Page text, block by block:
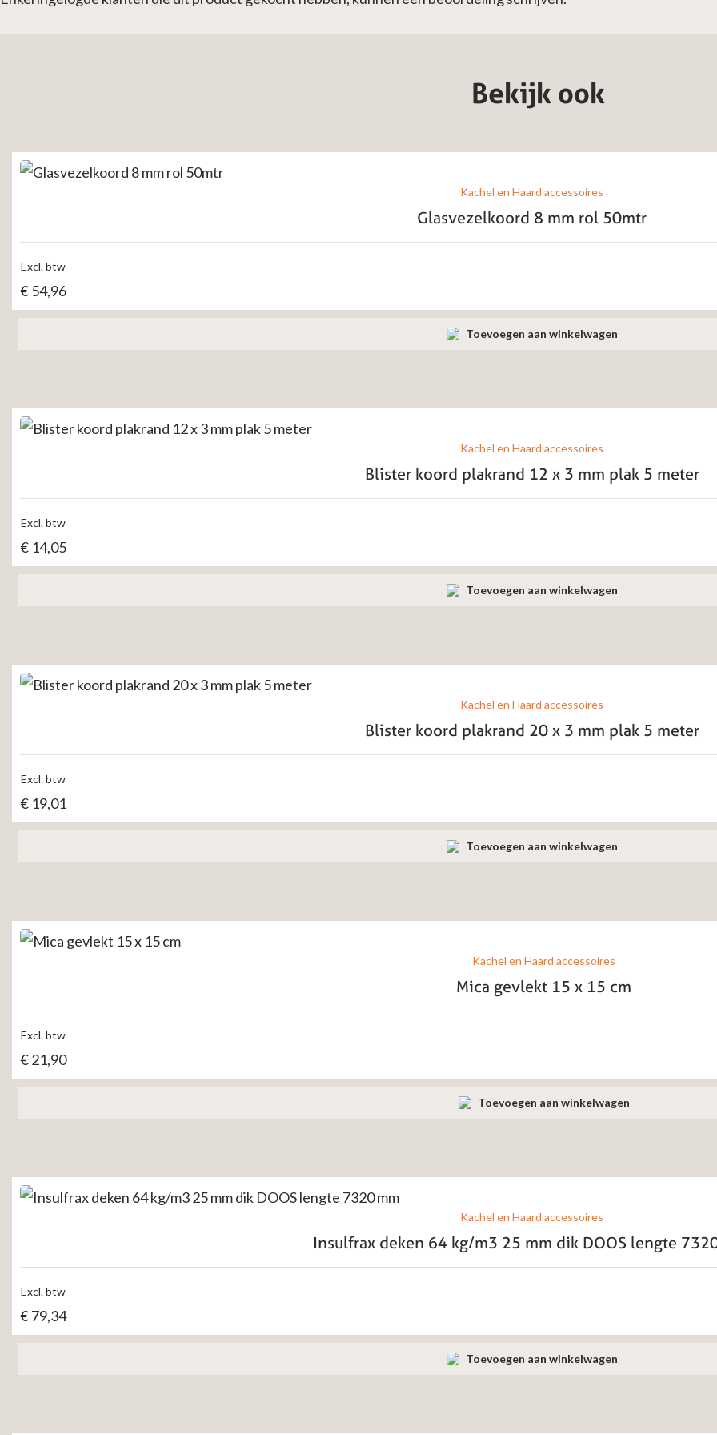
Bekijk ook
Kachel en Haard accessoires
Glasvezelkoord 8 mm rol 50mtr
Excl. btw
€54,96
Toevoegen aan winkelwagen
Kachel en Haard accessoires
Blister koord plakrand 12 x 3 mm plak 5 meter
Excl. btw
€ 14,05
Toevoegen aan winkelwagen
Kachel en Haard accessoires
Blister koord plakrand 20 x 3 mm plak 5 meter
Excl. btw
€ 19,01
Toevoegen aan winkelwagen
Kachel en Haard accessoires
Mica gevlekt 15 x 15 cm
Excl. btw
€21,90
Toevoegen aan winkelwagen
Kachel en Haard accessoires
Insulfrax deken 64 kg/m3 25 mm dik DOOS lengte
Excl. btw
€79,34
Toevoegen aan winkelwagen